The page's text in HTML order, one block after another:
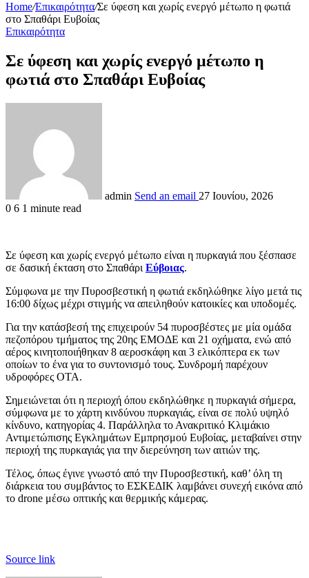
Home/Επικαιρότητα/Σε ύφεση και χωρίς ενεργό μέτωπο η φωτιά
στο Σπαθάρι Ευβοίας
Επικαιρότητα
Σε ύφεση και χωρίς ενεργό μέτωπο η
φωτιά στο Σπαθάρι Ευβοίας
admin Send an email 27 Ιουνίου, 2026
0 6 1 minute read
Σε ύφεση και χωρίς ενεργό μέτωπο είναι η πυρκαγιά που ξέσπασε
σε δασική έκταση στο Σπαθάρι Εύβοιας.
Σύμφωνα με την Πυροσβεστική η φωτιά εκδηλώθηκε λίγο μετά τις
16:00 δίχως μέχρι στιγμής να απειληθούν κατοικίες και υποδομές.
Για την κατάσβεσή της επιχειρούν 54 πυροσβέστες με μία ομάδα
πεζοπόρου τμήματος της 20ης ΕΜΟΔΕ και 21 οχήματα, ενώ από
αέρος κινητοποιήθηκαν 8 αεροσκάφη και 3 ελικόπτερα εκ των
οποίων το ένα για το συντονισμό τους. Συνδρομή παρέχουν
υδροφόρες ΟΤΑ.
Σημειώνεται ότι η περιοχή όπου εκδηλώθηκε η πυρκαγιά σήμερα,
σύμφωνα με το χάρτη κινδύνου πυρκαγιάς, είναι σε πολύ υψηλό
κίνδυνο, κατηγορίας 4. Παράλληλα το Ανακριτικό Κλιμάκιο
Αντιμετώπισης Εγκλημάτων Εμπρησμού Ευβοίας, μεταβαίνει στην
περιοχή της πυρκαγιάς για την διερεύνηση των αιτιών της.
Τέλος, όπως έγινε γνωστό από την Πυροσβεστική, καθ’ όλη τη
διάρκεια του συμβάντος το ΕΣΚΕΔΙΚ λαμβάνει συνεχή εικόνα από
το drone μέσω οπτικής και θερμικής κάμερας.
Source link